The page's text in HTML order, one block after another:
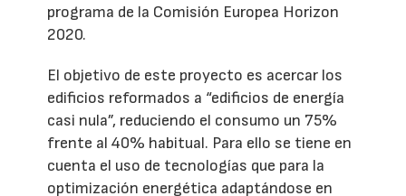
programa de la Comisión Europea Horizon
2020.
El objetivo de este proyecto es acercar los
edificios reformados a “edificios de energía
casi nula”, reduciendo el consumo un 75%
frente al 40% habitual. Para ello se tiene en
cuenta el uso de tecnologías que para la
optimización energética adaptándose en